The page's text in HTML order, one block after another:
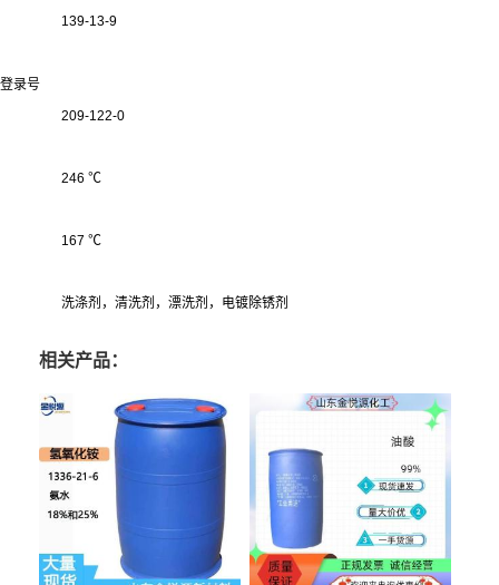
139-13-9
录号
209-122-0
246 ℃
167 ℃
洗涤剂，清洗剂，漂洗剂，电镀除锈剂
相关产品：